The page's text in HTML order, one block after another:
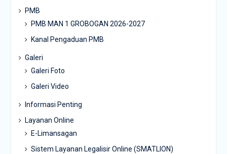
PMB
PMB MAN 1 GROBOGAN 2026-2027
Kanal Pengaduan PMB
Galeri
Galeri Foto
Galeri Video
Informasi Penting
Layanan Online
E-Limansagan
Sistem Layanan Legalisir Online (SMATLION)